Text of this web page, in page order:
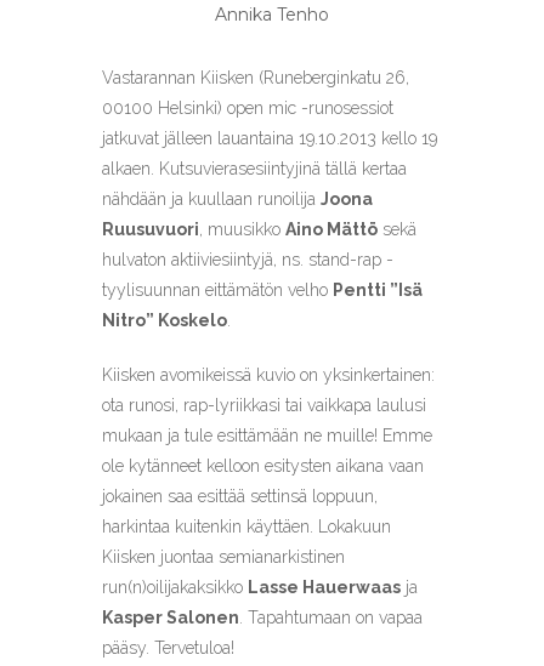
Annika Tenho
Vastarannan Kiisken (Runeberginkatu 26,
00100 Helsinki) open mic -runosessiot
jatkuvat jälleen lauantaina 19.10.2013 kello 19
alkaen. Kutsuvierasesiintyjinä tällä kertaa
nähdään ja kuullaan runoilija Joona
Ruusuvuori , muusikko Aino Mättö sekä
hulvaton aktiiviesiintyjä, ns. stand-rap -
tyylisuunnan eittämätön velho Pentti ”Isä
Nitro” Koskelo
Kiisken avomikeissä kuvio on yksinkertainen:
ota runosi, rap-lyriikkasi tai vaikkapa laulusi
mukaan ja tule esittämään ne muille! Emme
ole kytänneet kelloon esitysten aikana vaan
jokainen saa esittää settinsä loppuun,
harkintaa kuitenkin käyttäen. Lokakuun
Kiisken juontaa semianarkistinen
run(n)oilijakaksikko Lasse Hauerwaas ja
Kasper Salonen . Tapahtumaan on vapaa
pääsy. Tervetuloa!